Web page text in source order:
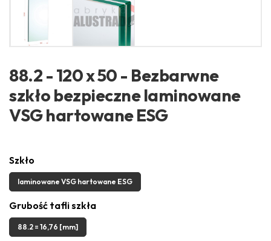
88.2 - 120 x 50 - Bezbarwne
szkło bezpieczne laminowane
VSG hartowane ESG
Szkło
laminowane VSG hartowane ESG
Grubość tafli szkła
88.2 = 16,76 [mm]